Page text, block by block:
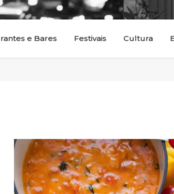
e Bares Festivais Cultura